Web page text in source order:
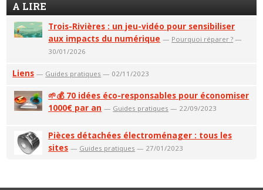
A LIRE
Trois-Rivières : un jeu-vidéo pour sensibiliser
aux impacts du numérique — Pourquoi réparer ? —
30/01/2026
Liens — Guides pratiques — 02/11/2023
🌱💰 70 idées éco-responsables pour économiser
1000€ par an — Guides pratiques — 22/09/2023
Pièces détachées électroménager : tous les
sites — Guides pratiques — 27/01/2023